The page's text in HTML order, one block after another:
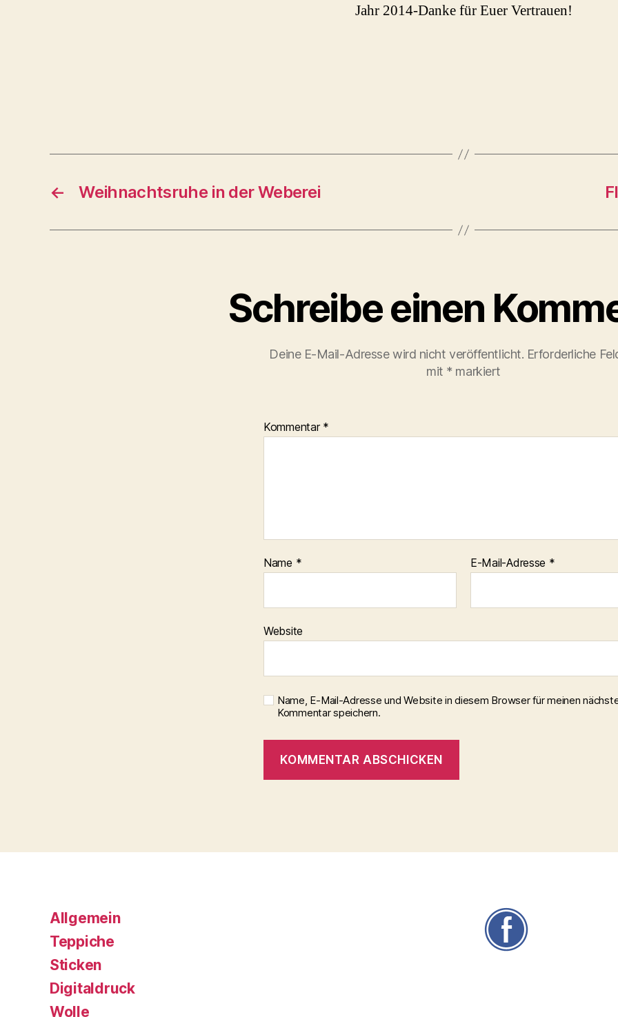
Jahr 2014-Danke für Euer Vertrauen!
← Weihnachtsruhe in der Weberei
Schreibe einen
Deine E-Mail-Adresse wird nicht veröffentlicht. Erforderliche
mit * markiert
Kommentar *
Name * E-Mail-Adresse *
Website
Name, E-Mail-Adresse und Website in diesem Browser für meinen
Kommentar speichern.
Allgemein
Teppiche
Sticken
Digitaldruck
Wolle